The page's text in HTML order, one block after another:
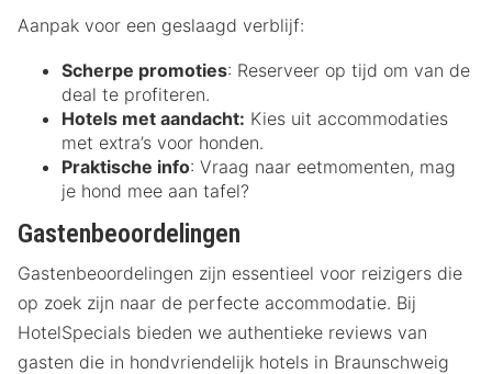
Aanpak voor een geslaagd verblijf:
Scherpe promoties: Reserveer op tijd om van de
deal te profiteren.
Hotels met aandacht: Kies uit accommodaties
met extra’s voor honden.
Praktische info: Vraag naar eetmomenten, mag
je hond mee aan tafel?
Gastenbeoordelingen
Gastenbeoordelingen zijn essentieel voor reizigers die
op zoek zijn naar de perfecte accommodatie. Bij
HotelSpecials bieden we authentieke reviews van
gasten die in hondvriendelijk hotels in Braunschweig